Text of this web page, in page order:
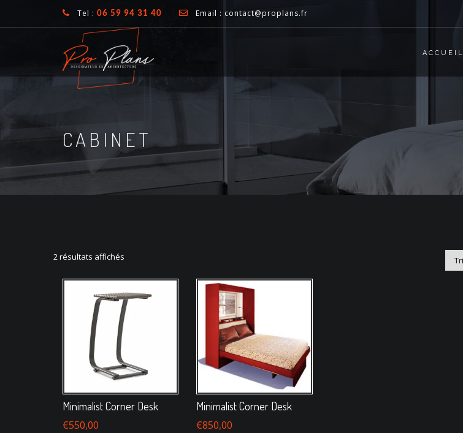
Tel : 06 59 94 31 40 Email : contact@proplans.fr
ACCUEIL
CABINET
2 résultats affichés
Minimalist Corner Desk
€550,00
Minimalist Corner Desk
€850,00